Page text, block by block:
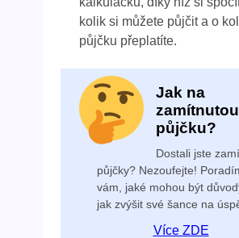
kolik si můžete půjčit a o
půjčku přeplatíte.
Jak na
zamítnutou
půjčku?
Dostali jste
půjčky? Nezoufejte!
vám, jaké mohou být
jak zvýšit své šance na
Více ZDE